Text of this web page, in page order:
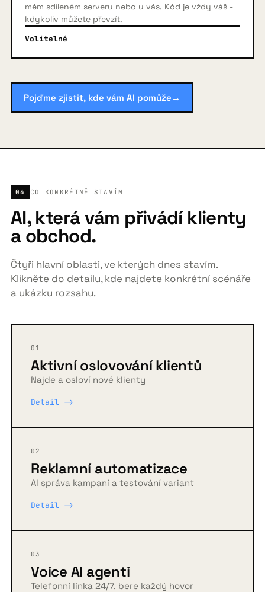
mém sdíleném serveru nebo u vás. Kód je vždy váš -
kdykoliv můžete převzít.
Volitelné
Pojďme zjistit, kde vám AI pomůže →
04 CO KONKRÉTNĚ STAVÍM
AI, která vám přivádí klienty
a obchod.
Čtyři hlavní oblasti, ve kterých dnes stavím.
Klikněte do detailu, kde najdete konkrétní scénáře
a ukázku rozsahu.
01
Aktivní oslovování klientů
Najde a osloví nové klienty
Detail ->
02
Reklamní automatizace
AI správa kampaní a testování variant
Detail ->
03
Voice AI agenti
Telefonní linka 24/7, bere každý hovor